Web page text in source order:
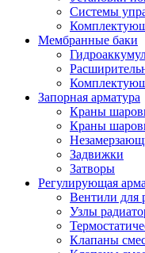
Системы
Мембранные баки
Запорная арматура
Краны
Краны
Задвижки
Затворы
Регулирующая
Вентили для
Узлы
Клапаны